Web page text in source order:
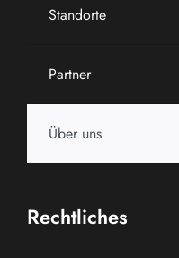
Standorte
Partner
Über uns
Rechtliches